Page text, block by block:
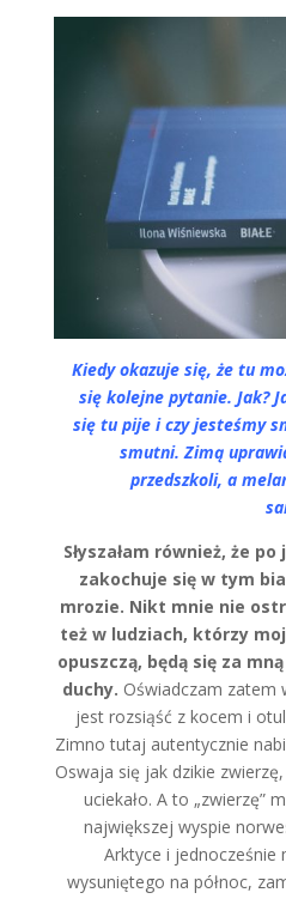
Kiedy okazuje się, że tu
się kolejne pytanie. Jak?
się tu pije i czy jesteśmy
smutni. Zimą
przedszkoli, a
Słyszałam również, że
zakochuje się w tym
mrozie. Nikt mnie nie
też w ludziach, którzy
opuszczą, będą się za
duchy. Oświadczam zatem
jest rozsiąść z kocem i
Zimno tutaj autentycznie
Oswaja się jak dzikie
uciekało. A to „zwierzę”
największej wyspie
Arktyce i jednocześnie
wysuniętego na północ,